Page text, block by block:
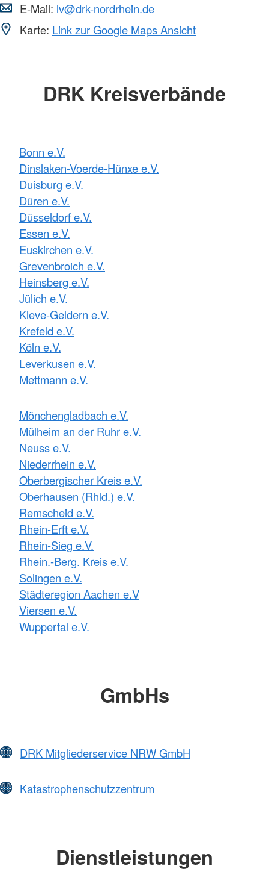
E-Mail: lv@drk-nordrhein.de
Karte: Link zur Google Maps Ansicht
DRK Kreisverbände
Bonn e.V.
Dinslaken-Voerde-Hünxe e.V.
Duisburg e.V.
Düren e.V.
Düsseldorf e.V.
Essen e.V.
Euskirchen e.V.
Grevenbroich e.V.
Heinsberg e.V.
Jülich e.V.
Kleve-Geldern e.V.
Krefeld e.V.
Köln e.V.
Leverkusen e.V.
Mettmann e.V.
Mönchengladbach e.V.
Mülheim an der Ruhr e.V.
Neuss e.V.
Niederrhein e.V.
Oberbergischer Kreis e.V.
Oberhausen (Rhld.) e.V.
Remscheid e.V.
Rhein-Erft e.V.
Rhein-Sieg e.V.
Rhein.-Berg. Kreis e.V.
Solingen e.V.
Städteregion Aachen e.V
Viersen e.V.
Wuppertal e.V.
GmbHs
DRK Mitgliederservice NRW GmbH
Katastrophenschutzzentrum
Dienstleistungen